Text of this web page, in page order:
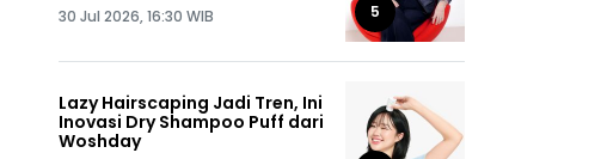
30 Jul 2026, 16:30 WIB 5
Lazy Hairscaping Jadi Tren, Ini
Inovasi Dry Shampoo Puff dari
Woshday